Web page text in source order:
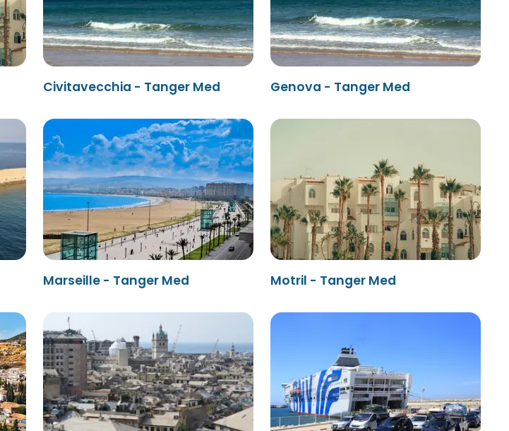
Civitavecchia - Tanger Med Genova - Tanger Med
Marseille - Tanger Med Motril - Tanger Med